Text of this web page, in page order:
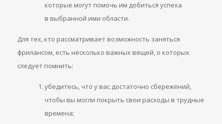
которые могут помочь им добиться успеха
в выбранной ими области.
Для тех, кто рассматривает возможность заняться
фрилансом, есть несколько важных вещей, о которых
следует помнить:
убедитесь, что у вас достаточно сбережений,
чтобы вы могли покрыть свои расходы в трудные
времена;